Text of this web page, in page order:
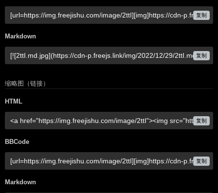
复制
Markdown
复制
缩略图（链接）
HTML
复制
BBCode
复制
Markdown